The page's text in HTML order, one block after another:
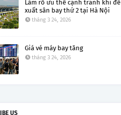
Làm rõ ưu thế cạnh tranh khi đề
xuất sân bay thứ 2 tại Hà Nội
tháng 3 24, 2026
Giá vé máy bay tăng
tháng 3 24, 2026
US